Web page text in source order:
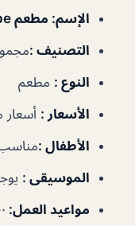
الإسم: مطعم Latest Recipe دبي
التصنيف :
النوع : مطعم
الأسعار :
الأطفال :مناسب
الموسيقى :
مواعيد العمل: